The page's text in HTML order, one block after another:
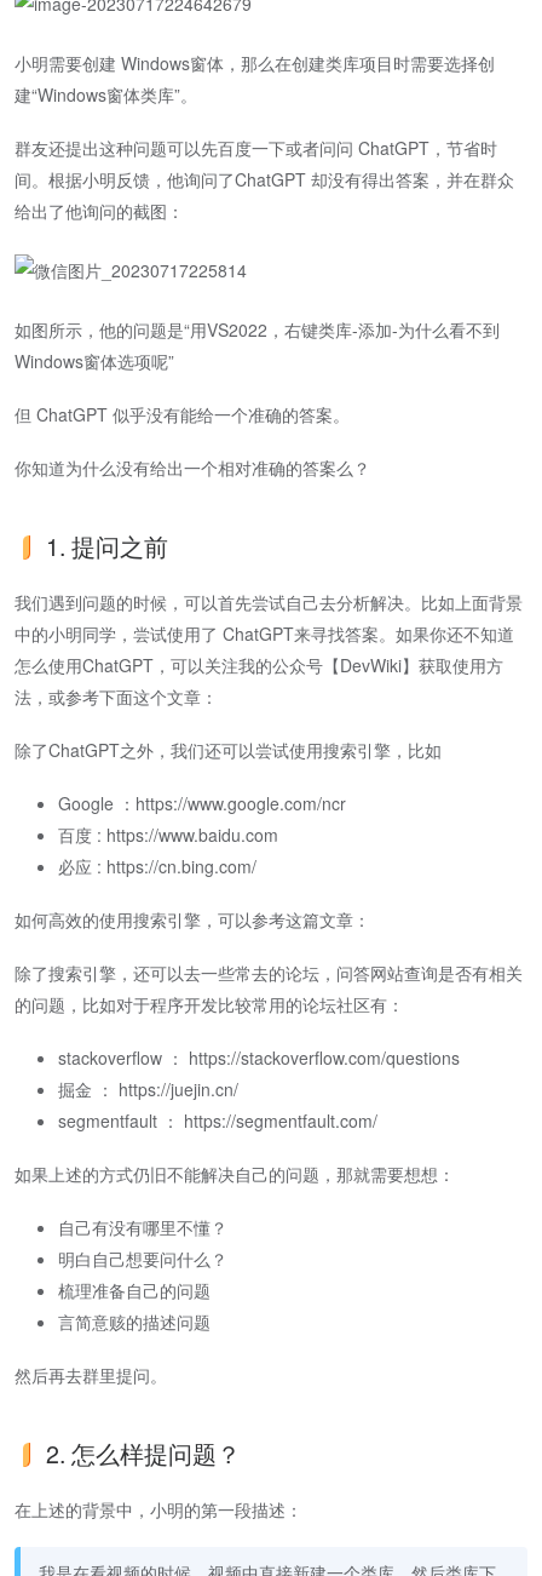
小明需要创建 Windows窗体，那么在创建类库项目时需要选择创
建“Windows窗体类库”。
群友还提出这种问题可以先百度一下或者问问 ChatGPT，节省时
间。根据小明反馈，他询问了ChatGPT 却没有得出答案，并在群众
给出了他询问的截图：
如图所示，他的问题是“用VS2022，右键类库-添加-为什么看不到
Windows窗体选项呢”
但 ChatGPT 似乎没有能给一个准确的答案。
你知道为什么没有给出一个相对准确的答案么？
1. 提问之前
我们遇到问题的时候，可以首先尝试自己去分析解决。比如上面背景
中的小明同学，尝试使用了 ChatGPT来寻找答案。如果你还不知道
怎么使用ChatGPT，可以关注我的公众号【DevWiki】获取使用方
法，或参考下面这个文章：
除了ChatGPT之外，我们还可以尝试使用搜索引擎，比如
Google ：https://www.google.com/ncr
百度 : https://www.baidu.com
必应 : https://cn.bing.com/
如何高效的使用搜索引擎，可以参考这篇文章：
除了搜索引擎，还可以去一些常去的论坛，问答网站查询是否有相关
的问题，比如对于程序开发比较常用的论坛社区有：
stackoverflow ： https://stackoverflow.com/questions
掘金 ： https://juejin.cn/
segmentfault ： https://segmentfault.com/
如果上述的方式仍旧不能解决自己的问题，那就需要想想：
自己有没有哪里不懂？
明白自己想要问什么？
梳理准备自己的问题
言简意赅的描述问题
然后再去群里提问。
2. 怎么样提问题？
在上述的背景中，小明的第一段描述：